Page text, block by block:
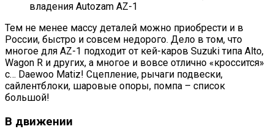
Тем не менее массу деталей можно приобрести и в
России, быстро и совсем недорого. Дело в том, что
многое для AZ-1 подходит от кей-каров Suzuki типа Alto,
Wagon R и других, а многое и вовсе отлично «кроссится»
с… Daewoo Matiz! Сцепление, рычаги подвески,
сайлентблоки, шаровые опоры, помпа – список
большой!
В движении